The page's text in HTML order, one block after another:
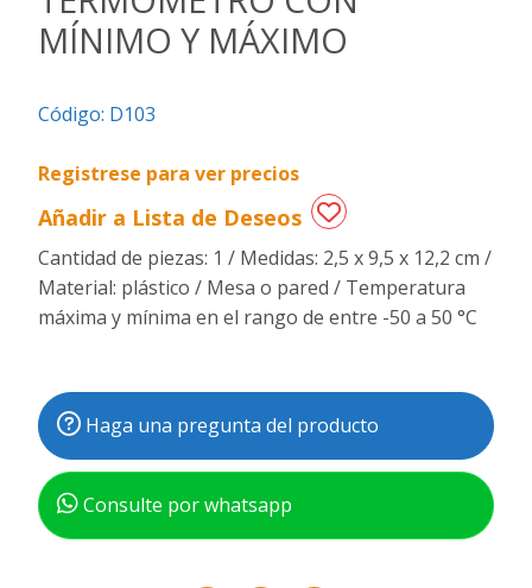
Regalos
especiales
MÍNIMO Y MÁXIMO
Código: D103
Registrese para ver precios
Añadir a Lista de Deseos
Cantidad de piezas: 1 / Medidas: 2,5 x 9,5 x 12,2 cm /
Material: plástico / Mesa o pared / Temperatura
máxima y mínima en el rango de entre -50 a 50 °C
Haga una pregunta del producto
Consulte por whatsapp